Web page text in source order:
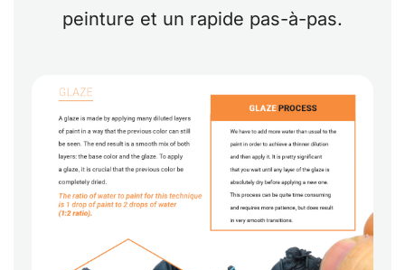
peinture et un rapide pas-à-pas.